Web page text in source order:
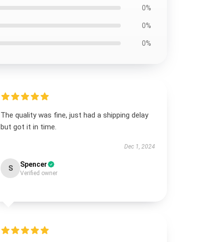
0%
0%
0%
The quality was fine, just had a shipping delay
but got it in time.
Dec 1, 2024
S Spencer
Verified owner